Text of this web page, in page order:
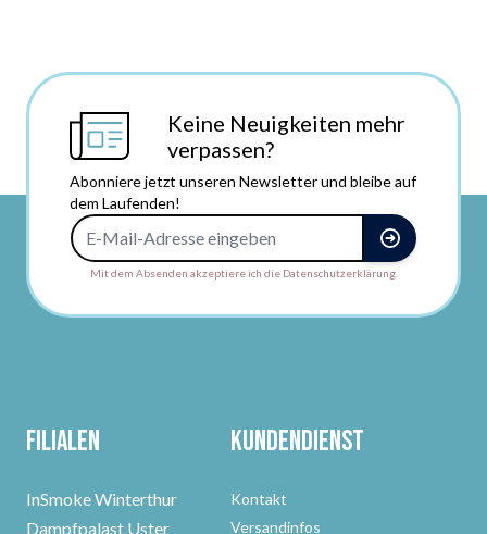
Keine Neuigkeiten mehr
verpassen?
Abonniere jetzt unseren Newsletter und bleibe auf
dem Laufenden!
Mit dem Absenden akzeptiere ich die Datenschutzerklärung.
Filialen
InSmoke Winterthur
Dampfpalast Uster
Kundendienst
Kontakt
Versandinfos